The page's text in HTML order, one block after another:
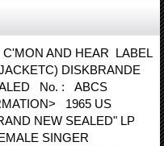
AND HEAR LABEL
DISKBRANDE
No. : ABCS
1965 US
NEW SEALED" LP
SINGER